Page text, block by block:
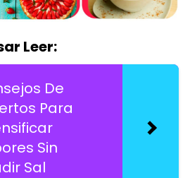
Leer:
De
Para
Sin
Sal